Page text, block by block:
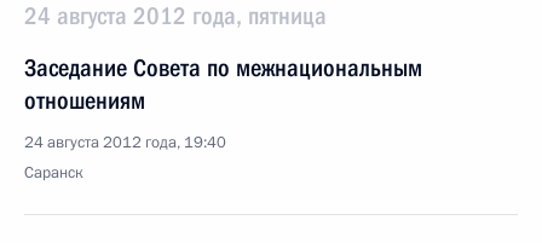
24 августа 2012 года, пятница
Заседание Совета по межнациональным
отношениям
24 августа 2012 года, 19:40
Саранск